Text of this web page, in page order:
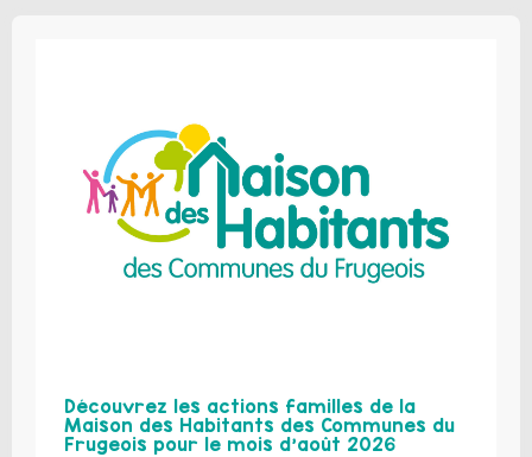
Découvrez les actions familles de la
Maison des Habitants des Communes du
Frugeois pour le mois d’août 2026